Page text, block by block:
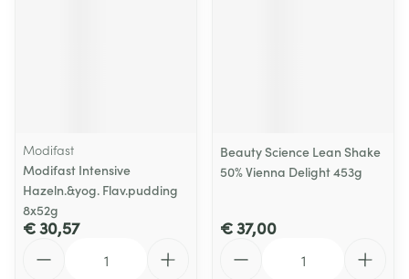
Modifast
Modifast Intensive
Hazeln.&yog. Flav.pudding
8x52g
€ 30,57
Beauty Science Lean Shake
50% Vienna Delight 453g
€ 37,00